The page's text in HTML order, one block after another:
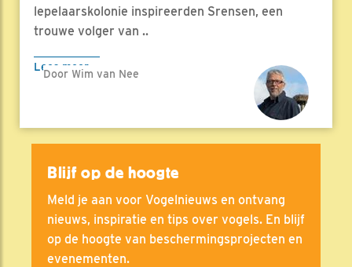
lepelaarskolonie inspireerden Srensen, een
trouwe volger van ..
Lees meer
Door Wim van Nee
Blijf op de hoogte
Meld je aan voor Vogelnieuws en ontvang
nieuws, inspiratie en tips over vogels. En blijf
op de hoogte van beschermingsprojecten en
evenementen.